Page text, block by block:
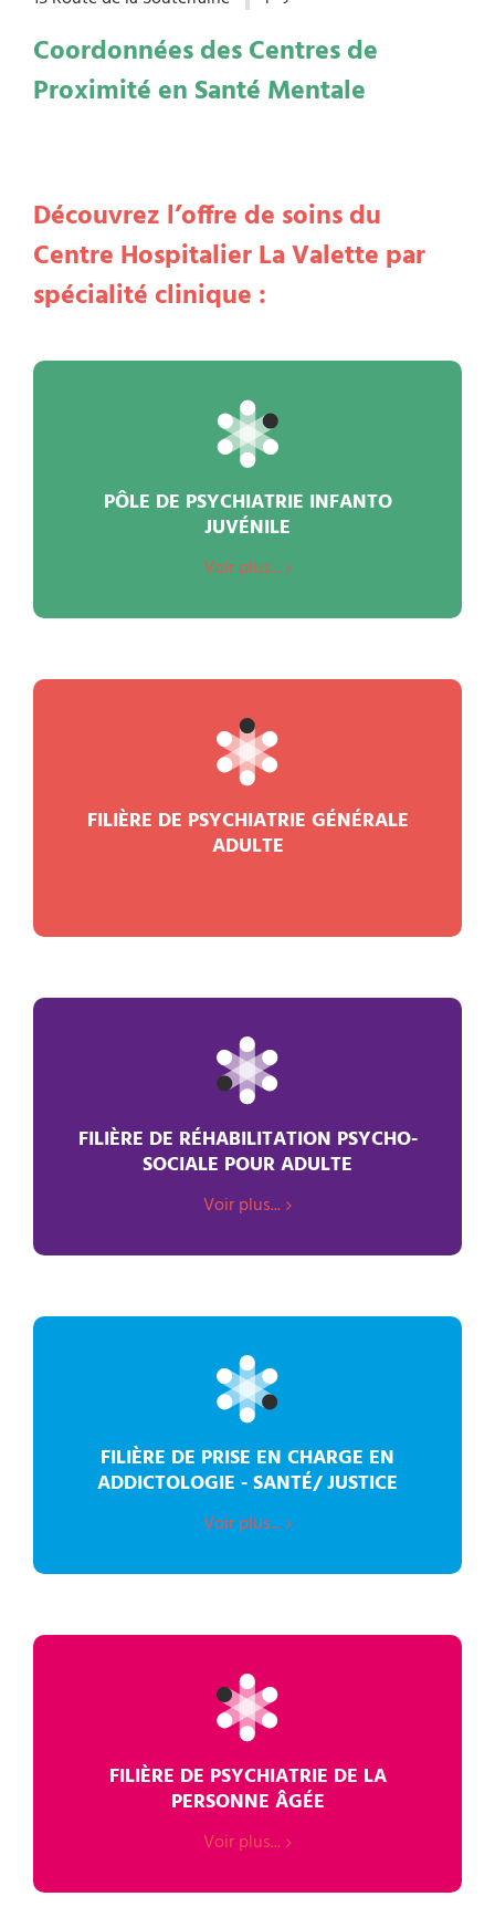
Coordonnées des Centres de
Proximité en Santé Mentale
Découvrez l’offre de soins du
Centre Hospitalier La Valette par
spécialité clinique :
PÔLE DE PSYCHIATRIE INFANTO
JUVÉNILE
Voir plus...
FILIÈRE DE PSYCHIATRIE GÉNÉRALE
ADULTE
FILIÈRE DE RÉHABILITATION PSYCHO-
SOCIALE POUR ADULTE
Voir plus...
FILIÈRE DE PRISE EN CHARGE EN
ADDICTOLOGIE - SANTÉ/ JUSTICE
Voir plus...
FILIÈRE DE PSYCHIATRIE DE LA
PERSONNE ÂGÉE
Voir plus...